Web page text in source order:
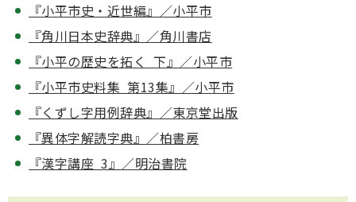
『小平市史・近世編』／小平市
『角川日本史辞典』／角川書店
『小平の歴史を拓く 下』／小平市
『小平市史料集 第13集』／小平市
『くずし字用例辞典』／東京堂出版
『異体字解読字典』／柏書房
『漢字講座 3』／明治書院